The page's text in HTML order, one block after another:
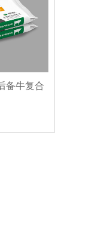
备牛复合